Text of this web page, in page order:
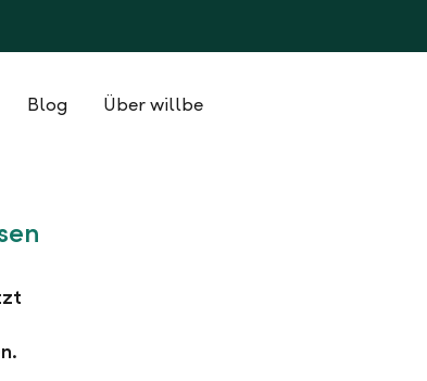
Blog Über willbe